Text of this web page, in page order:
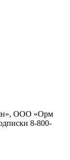
ООО «Орм
8-800-